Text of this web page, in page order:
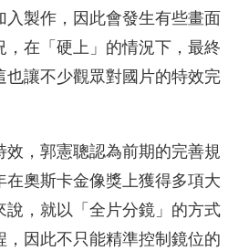
製作，因此會發生有些畫面
在「硬上」的情況下，最終
也讓不少觀眾對國片的特效完
，郭憲聰認為前期的完善規
奧斯卡金像獎上獲得多項大
說，就以「全片分鏡」的方式
因此不只能精準控制鏡位的